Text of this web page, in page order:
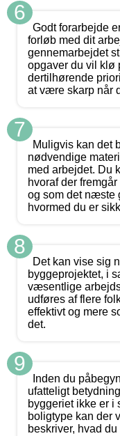
6
Godt forarbejde
forløb med dit
gennemarbejdet
opgaver du vil klø
dertilhørende
at være skarp når
7
Muligvis kan det
nødvendige
med arbejdet. Du
hvoraf der
og som det næste
hvormed du er
8
Det kan vise sig
byggeprojektet, i
væsentlige
udføres af flere
effektivt og mere
det.
9
Inden du
ufatteligt
byggeriet ikke er i
boligtype kan der
beskriver, hvad